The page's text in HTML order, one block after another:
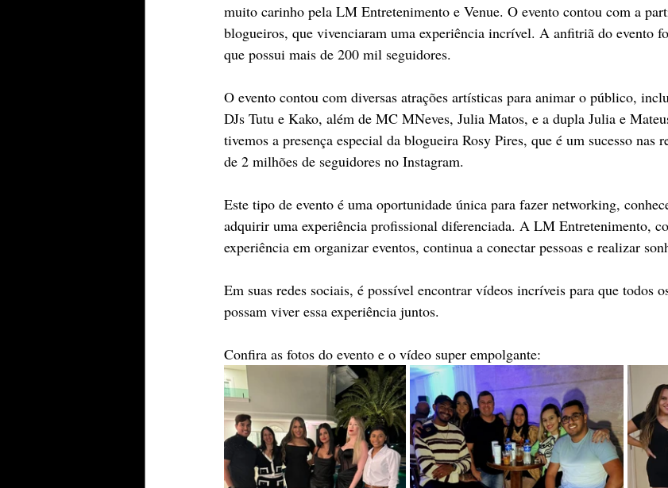
muito carinho pela LM Entretenimento e Venue. O evento contou com a
blogueiros, que vivenciaram uma experiência incrível. A anfitriã do evento
que possui mais de 200 mil seguidores.
O evento contou com diversas atrações artísticas para animar o público,
DJs Tutu e Kako, além de MC MNeves, Julia Matos, e a dupla Julia e
tivemos a presença especial da blogueira Rosy Pires, que é um sucesso nas
de 2 milhões de seguidores no Instagram.
Este tipo de evento é uma oportunidade única para fazer networking,
adquirir uma experiência profissional diferenciada. A LM Entretenimento,
experiência em organizar eventos, continua a conectar pessoas e realizar
Em suas redes sociais, é possível encontrar vídeos incríveis para que todos
possam viver essa experiência juntos.
Confira as fotos do evento e o vídeo super empolgante: